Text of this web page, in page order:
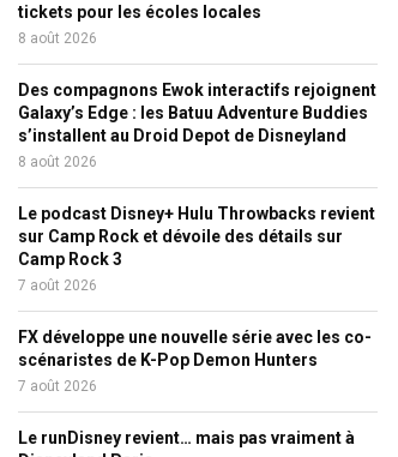
tickets pour les écoles locales
8 août 2026
Des compagnons Ewok interactifs rejoignent
Galaxy’s Edge : les Batuu Adventure Buddies
s’installent au Droid Depot de Disneyland
8 août 2026
Le podcast Disney+ Hulu Throwbacks revient
sur Camp Rock et dévoile des détails sur
Camp Rock 3
7 août 2026
FX développe une nouvelle série avec les co-
scénaristes de K-Pop Demon Hunters
7 août 2026
Le runDisney revient… mais pas vraiment à